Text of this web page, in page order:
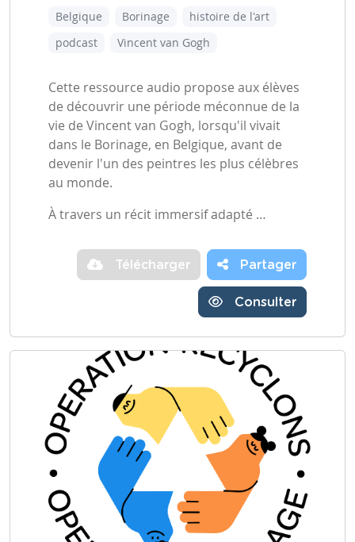
Belgique Borinage
histoire de l'art
podcast
Vincent van Gogh
Cette ressource audio propose aux élèves
de découvrir une période méconnue de la
vie de Vincent van Gogh, lorsqu'il vivait
dans le Borinage, en Belgique, avant de
devenir l'un des peintres les plus célèbres
au monde.
À travers un récit immersif adapté …
Télécharger Partager
Consulter